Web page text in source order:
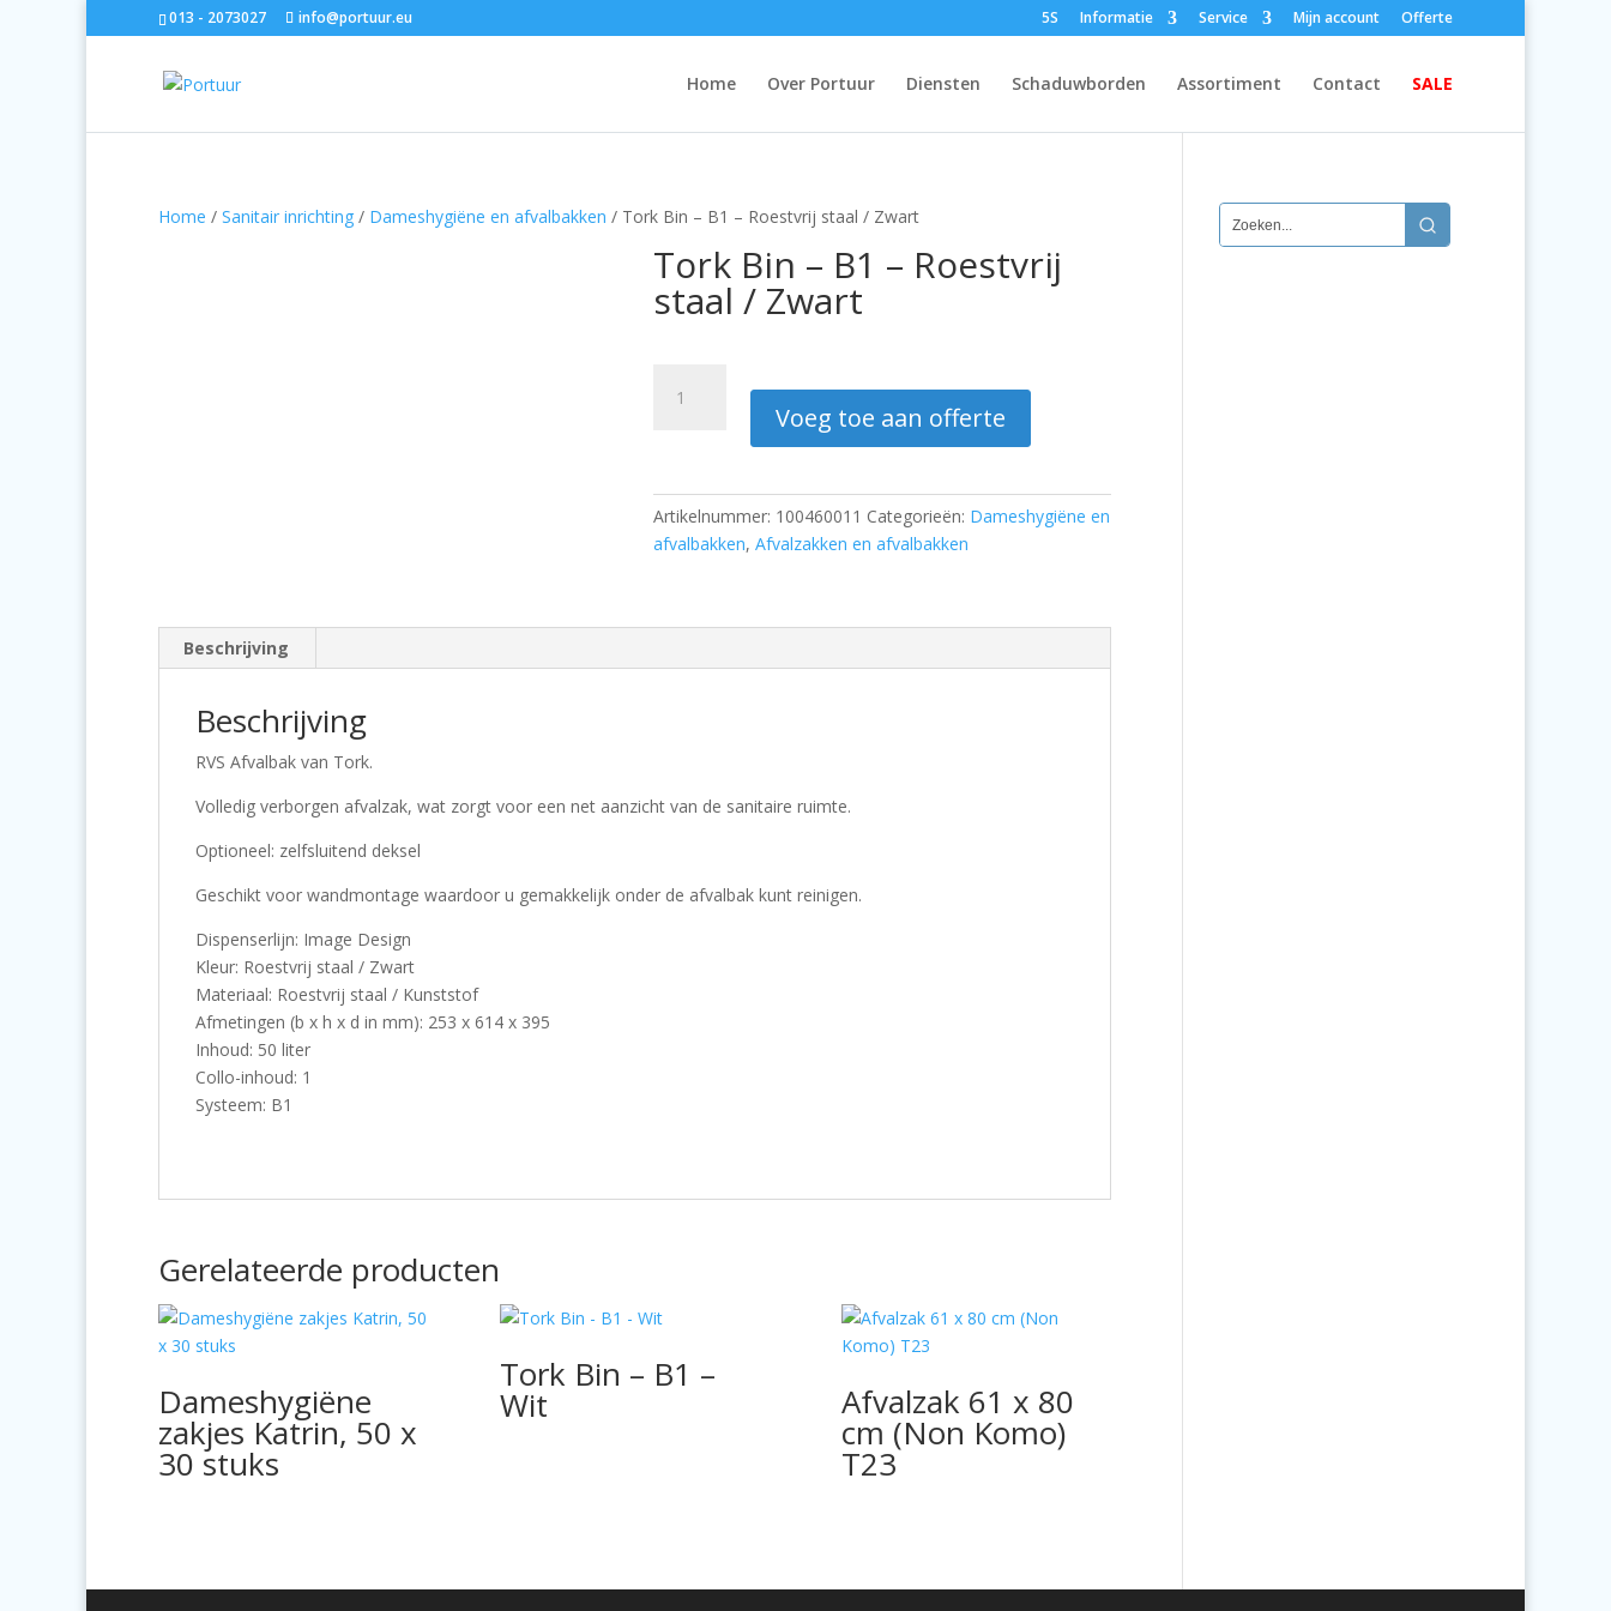
013 - 2073027 info@portuur.eu 5S Informatie Service Mijn account Offerte
Home Over Portuur Diensten Schaduwborden Assortiment Contact SALE
Home / Sanitair inrichting / Dameshygiëne en afvalbakken / Tork Bin – B1 – Roestvrij staal / Zwart
Tork Bin – B1 – Roestvrij
staal / Zwart
Roestvrij
staal
aantal
Voeg toe aan offerte
Artikelnummer: 100460011 Categorieën: Dameshygiëne en
afvalbakken,Afvalzakken en afvalbakken
Beschrijving
Beschrijving
RVS Afvalbak van Tork.
Volledig verborgen afvalzak, wat zorgt voor een net aanzicht van de sanitaire ruimte.
Optioneel: zelfsluitend deksel
Geschikt voor wandmontage waardoor u gemakkelijk onder de afvalbak kunt reinigen.
Dispenserlijn: Image Design
Kleur: Roestvrij staal / Zwart
Materiaal: Roestvrij staal / Kunststof
Afmetingen (b x h x d in mm): 253 x 614 x 395
Inhoud: 50 liter
Collo-inhoud: 1
Systeem: B1
Gerelateerde producten
Dameshygiëne
zakjes Katrin, 50 x
30 stuks
Tork Bin – B1 –
Wit Afvalzak 61 x 80
cm (Non Komo)
T23